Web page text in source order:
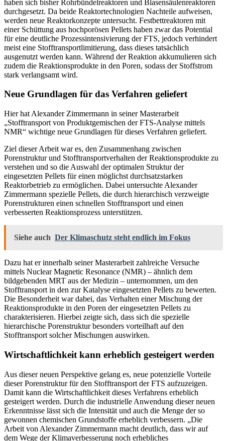
haben sich bisher Rohrbündelreaktoren und Blasensäulenreaktoren
durchgesetzt. Da beide Reaktortechnologien Nachteile aufweisen,
werden neue Reaktorkonzepte untersucht. Festbettreaktoren mit
einer Schüttung aus hochporösen Pellets haben zwar das Potential
für eine deutliche Prozessintensivierung der FTS, jedoch verhindert
meist eine Stofftransportlimitierung, dass dieses tatsächlich
ausgenutzt werden kann. Während der Reaktion akkumulieren sich
zudem die Reaktionsprodukte in den Poren, sodass der Stoffstrom
stark verlangsamt wird.
Neue Grundlagen für das Verfahren geliefert
Hier hat Alexander Zimmermann in seiner Masterarbeit
„Stofftransport von Produktgemischen der FTS-Analyse mittels
NMR“ wichtige neue Grundlagen für dieses Verfahren geliefert.
Ziel dieser Arbeit war es, den Zusammenhang zwischen
Porenstruktur und Stofftransportverhalten der Reaktionsprodukte zu
verstehen und so die Auswahl der optimalen Struktur der
eingesetzten Pellets für einen möglichst durchsatzstarken
Reaktorbetrieb zu ermöglichen. Dabei untersuchte Alexander
Zimmermann spezielle Pellets, die durch hierarchisch verzweigte
Porenstrukturen einen schnellen Stofftransport und einen
verbesserten Reaktionsprozess unterstützen.
Siehe auch Der Klimaschutz steht endlich im Fokus
Dazu hat er innerhalb seiner Masterarbeit zahlreiche Versuche
mittels Nuclear Magnetic Resonance (NMR) – ähnlich dem
bildgebenden MRT aus der Medizin – unternommen, um den
Stofftransport in den zur Katalyse eingesetzten Pellets zu bewerten.
Die Besonderheit war dabei, das Verhalten einer Mischung der
Reaktionsprodukte in den Poren der eingesetzten Pellets zu
charakterisieren. Hierbei zeigte sich, dass sich die spezielle
hierarchische Porenstruktur besonders vorteilhaft auf den
Stofftransport solcher Mischungen auswirken.
Wirtschaftlichkeit kann erheblich gesteigert werden
Aus dieser neuen Perspektive gelang es, neue potenzielle Vorteile
dieser Porenstruktur für den Stofftransport der FTS aufzuzeigen.
Damit kann die Wirtschaftlichkeit dieses Verfahrens erheblich
gesteigert werden. Durch die industrielle Anwendung dieser neuen
Erkenntnisse lässt sich die Intensität und auch die Menge der so
gewonnen chemischen Grundstoffe erheblich verbessern. „Die
Arbeit von Alexander Zimmermann macht deutlich, dass wir auf
dem Wege der Klimaverbesserung noch erhebliches